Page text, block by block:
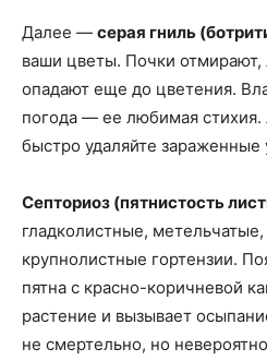
Далее — серая гниль
ваши цветы. Почки отмирают,
опадают еще до цветения.
погода — ее любимая
быстро удаляйте зараженные
Септориоз (пятнистость
гладколистные,
крупнолистные гортензии.
пятна с красно-коричневой
растение и вызывает
не смертельно, но